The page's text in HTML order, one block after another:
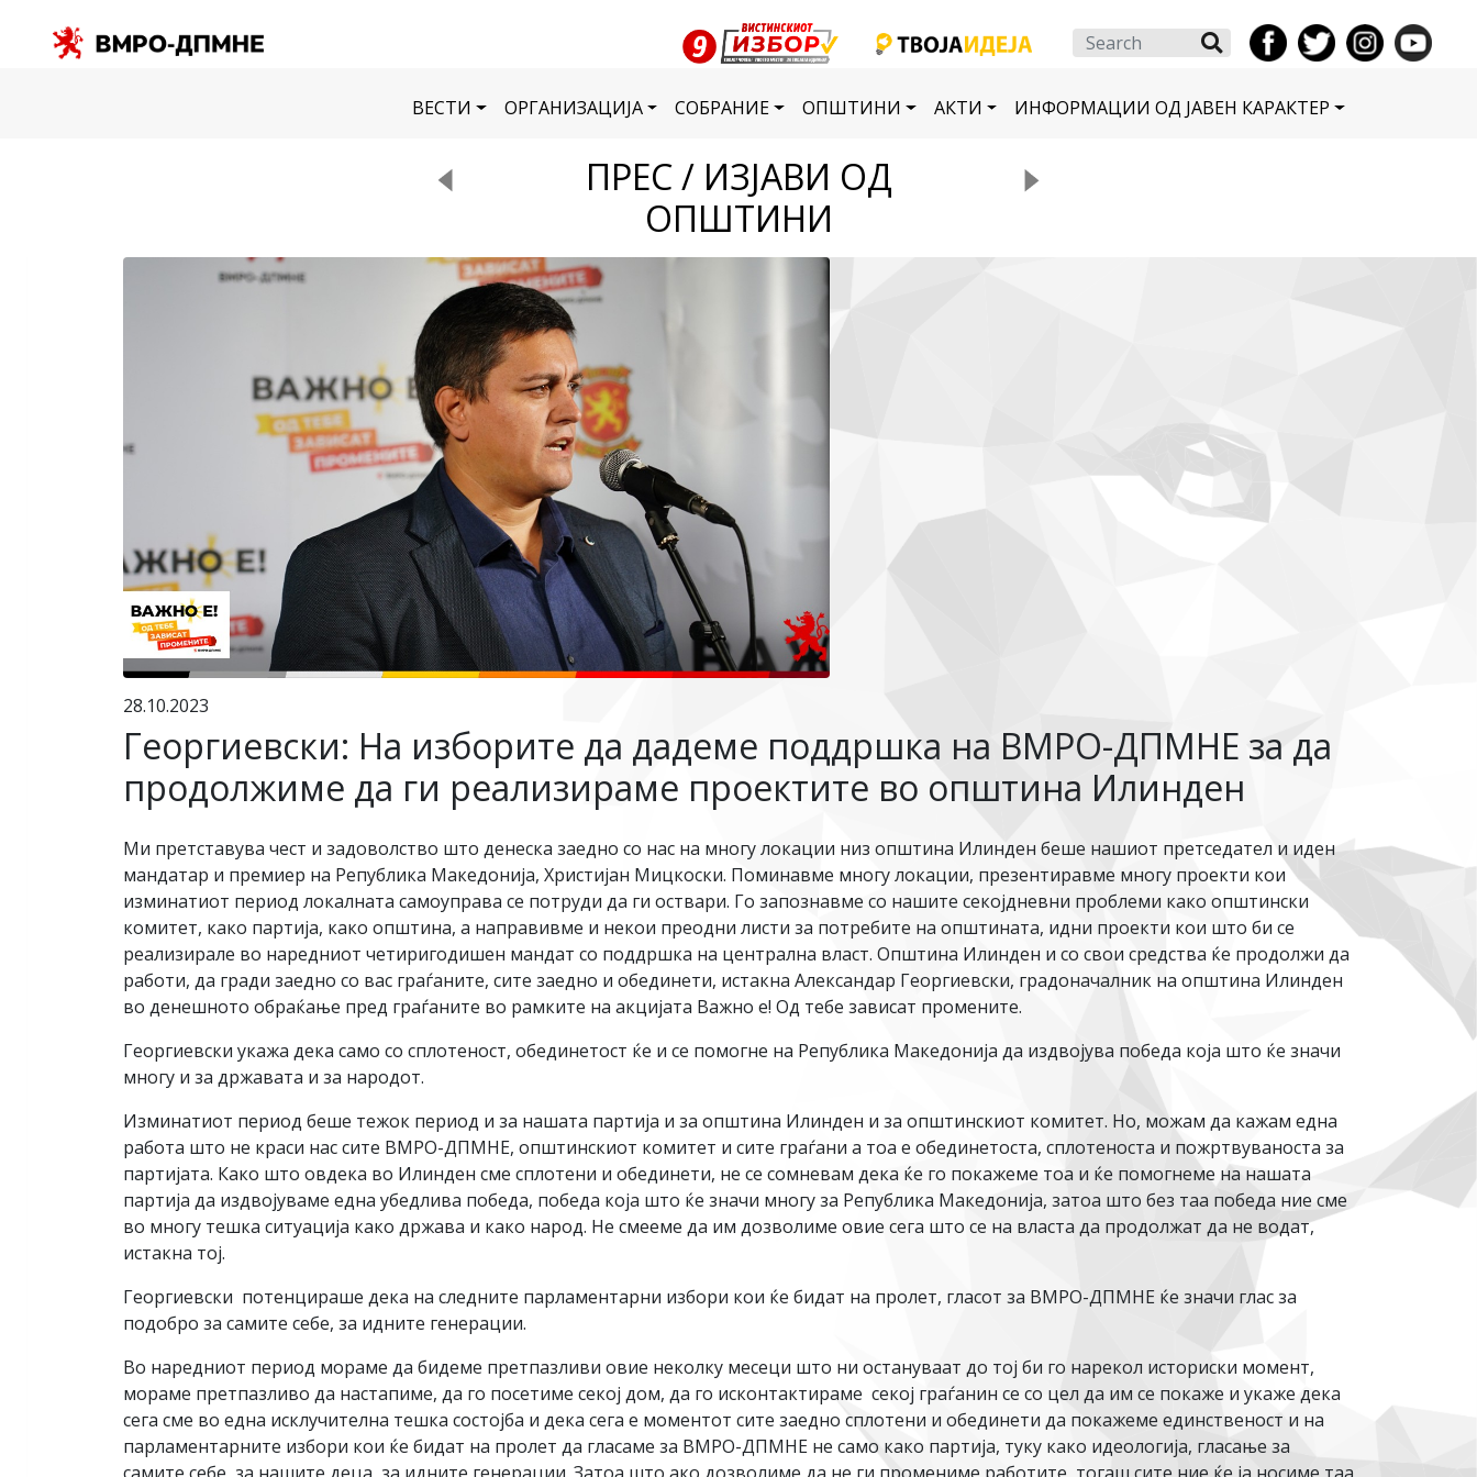
Search
ВЕСТИ ОРГАНИЗАЦИЈА СОБРАНИЕ ОПШТИНИ АКТИ ИНФОРМАЦИИ ОД ЈАВЕН КАРАКТЕР
ПРЕС / ИЗЈАВИ ОД
ОПШТИНИ
28.10.2023
Георгиевски: На изборите да дадеме поддршка на ВМРО-ДПМНЕ за да
продолжиме да ги реализираме проектите во општина Илинден
Ми претставува чест и задоволство што денеска заедно со нас на многу локации низ општина Илинден беше нашиот претседател и иден
мандатар и премиер на Република Македонија, Христијан Мицкоски. Поминавме многу локации, презентиравме многу проекти кои
изминатиот период локалната самоуправа се потруди да ги оствари. Го запознавме со нашите секојдневни проблеми како општински
комитет, како партија, како општина, а направивме и некои преодни листи за потребите на општината, идни проекти кои што би се
реализирале во наредниот четиригодишен мандат со поддршка на централна власт. Општина Илинден и со свои средства ќе продолжи да
работи, да гради заедно со вас граѓаните, сите заедно и обединети, истакна Александар Георгиевски, градоначалник на општина Илинден
во денешното обраќање пред граѓаните во рамките на акцијата Важно е! Од тебе зависат промените.
Георгиевски укажа дека само со сплотеност, обединетост ќе и се помогне на Република Македонија да издвојува победа која што ќе значи
многу и за државата и за народот.
Изминатиот период беше тежок период и за нашата партија и за општина Илинден и за општинскиот комитет. Но, можам да кажам една
работа што не краси нас сите ВМРО-ДПМНЕ, општинскиот комитет и сите граѓани а тоа е обединетоста, сплотеноста и пожртвуваноста за
партијата. Како што овдека во Илинден сме сплотени и обединети, не се сомневам дека ќе го покажеме тоа и ќе помогнеме на нашата
партија да издвојуваме една убедлива победа, победа која што ќе значи многу за Република Македонија, затоа што без таа победа ние сме
во многу тешка ситуација како држава и како народ. Не смееме да им дозволиме овие сега што се на власта да продолжат да не водат,
истакна тој.
Георгиевски потенцираше дека на следните парламентарни избори кои ќе бидат на пролет, гласот за ВМРО-ДПМНЕ ќе значи глас за
подобро за самите себе, за идните генерации.
Во наредниот период мораме да бидеме претпазливи овие неколку месеци што ни остануваат до тој би го нарекол историски момент,
мораме претпазливо да настапиме, да го посетиме секој дом, да го исконтактираме секој граѓанин се со цел да им се покаже и укаже дека
сега сме во една исклучителна тешка состојба и дека сега е моментот сите заедно сплотени и обединети да покажеме единственост и на
парламентарните избори кои ќе бидат на пролет да гласаме за ВМРО-ДПМНЕ не само како партија, туку како идеологија, гласање за